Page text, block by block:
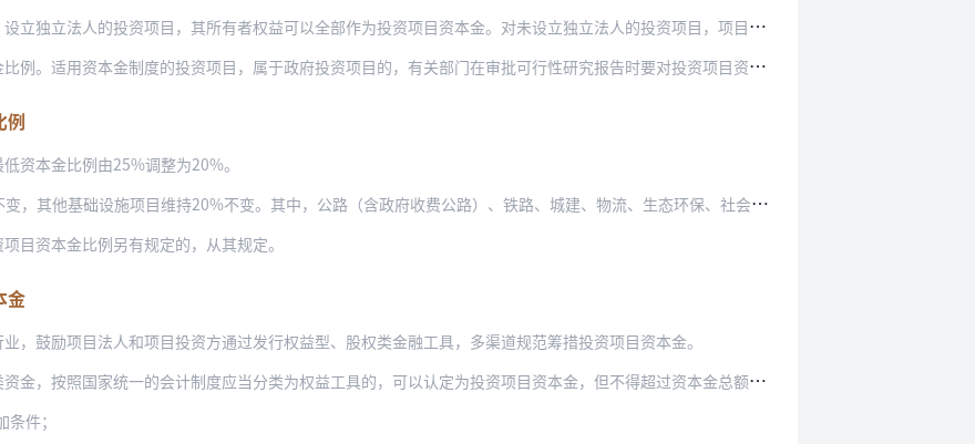
人的投资项目，其所有者权益可以全部作为投资项目资本金。对未设立独立法人的投资项目，项目单位应设立专门账户，规范设置和使…
资本金制度的投资项目，属于政府投资项目的，有关部门在审批可行性研究报告时要对投资项目资本金筹措方式和有关资金来源证明文…
例
资本金比例由25%调整为20%。
础设施项目维持20%不变。其中，公路（含政府收费公路）、铁路、城建、物流、生态环保、社会民生等领域的补短板基础设施项…
目资本金比例另有规定的，从其规定。
金
，鼓励项目法人和项目投资方通过发行权益型、股权类金融工具，多渠道规范筹措投资项目资本金。
国家统一的会计制度应当分类为权益工具的，可以认定为投资项目资本金，但不得超过资本金总额的50%。存在下列情形之一的，不…
件；